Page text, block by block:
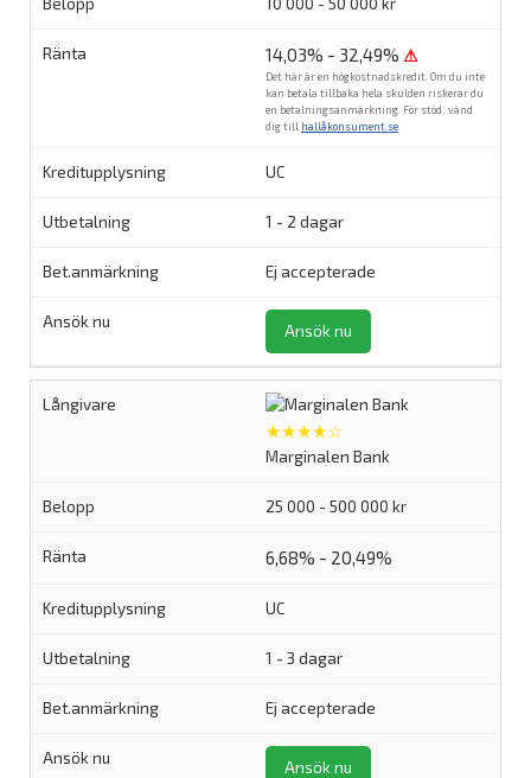
14,03% - 32,49% ⚠
Det här är en högkostnadskredit. Om du inte
kan betala tillbaka hela skulden riskerar du
en betalningsanmärkning. För stöd, vänd
dig till hallåkonsument.se
UC
1 - 2 dagar
Ej accepterade
Ansök nu
★★★★☆
Marginalen Bank
25 000 - 500 000 kr
6,68% - 20,49%
UC
1 - 3 dagar
Ej accepterade
Ansök nu